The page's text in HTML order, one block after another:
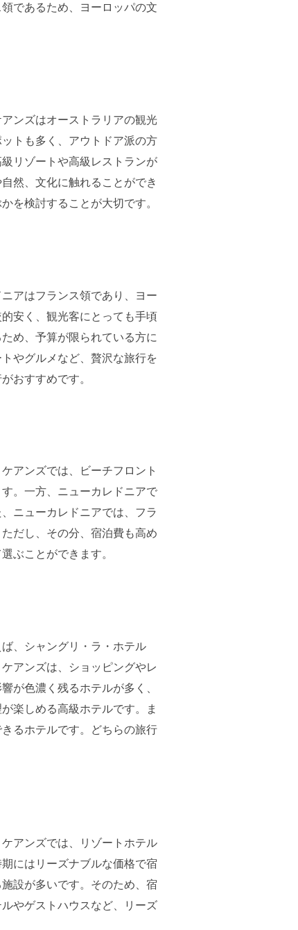
であるため、ヨーロッパの文
ンズはオーストラリアの観光
トも多く、アウトドア派の方
リゾートや高級レストランが
然、文化に触れることができ
を検討することが大切です。
アはフランス領であり、ヨー
安く、観光客にとっても手頃
め、予算が限られている方に
やグルメなど、贅沢な旅行を
おすすめです。
アンズでは、ビーチフロント
。一方、ニューカレドニアで
ニューカレドニアでは、フラ
だし、その分、宿泊費も高め
ぶことができます。
、シャングリ・ラ・ホテル
アンズは、ショッピングやレ
が色濃く残るホテルが多く、
楽しめる高級ホテルです。ま
るホテルです。どちらの旅行
アンズでは、リゾートホテル
にはリーズナブルな価格で宿
設が多いです。そのため、宿
やゲストハウスなど、リーズ